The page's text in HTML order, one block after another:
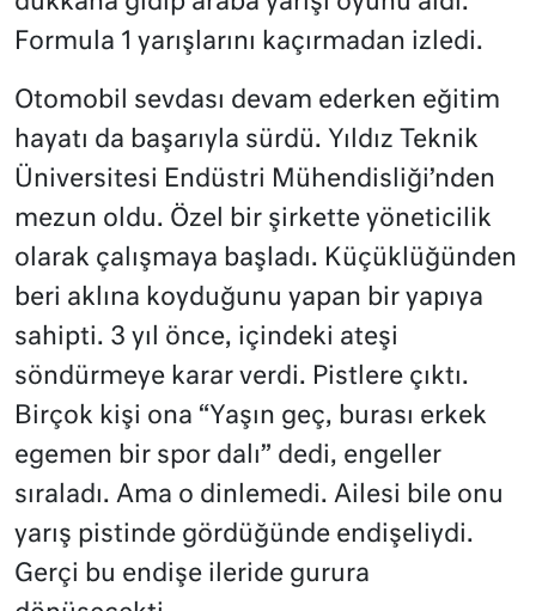
Formula 1 yarışlarını kaçırmadan izledi.
Otomobil sevdası devam ederken eğitim
hayatı da başarıyla sürdü. Yıldız Teknik
Üniversitesi Endüstri Mühendisliği’nden
mezun oldu. Özel bir şirkette yöneticilik
olarak çalışmaya başladı. Küçüklüğünden
beri aklına koyduğunu yapan bir yapıya
sahipti. 3 yıl önce, içindeki ateşi
söndürmeye karar verdi. Pistlere çıktı.
Birçok kişi ona “Yaşın geç, burası erkek
egemen bir spor dalı” dedi, engeller
sıraladı. Ama o dinlemedi. Ailesi bile onu
yarış pistinde gördüğünde endişeliydi.
Gerçi bu endişe ileride gurura